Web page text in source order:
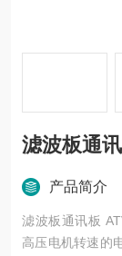
滤波板通
产品简介
滤波板通讯板
高压电机转速的